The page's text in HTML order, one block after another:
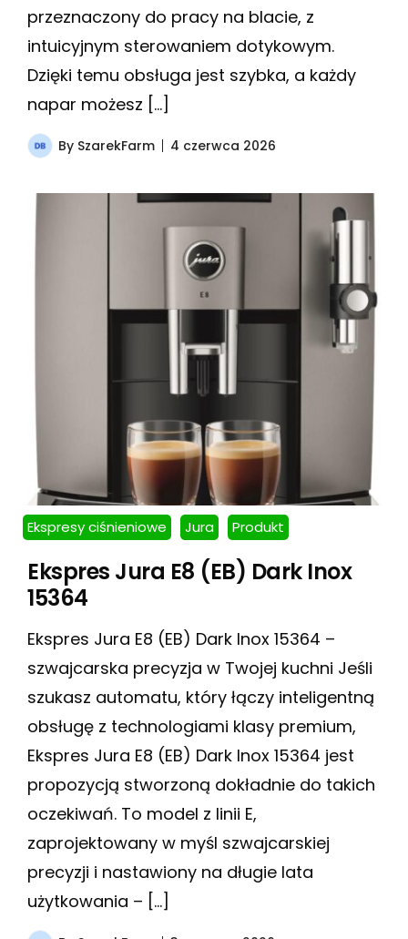
przeznaczony do pracy na blacie, z
intuicyjnym sterowaniem dotykowym.
Dzięki temu obsługa jest szybka, a każdy
napar możesz […]
By SzarekFarm 4 czerwca 2026
Ekspresy ciśnieniowe Jura Produkt
Ekspres Jura E8 (EB) Dark Inox
15364
Ekspres Jura E8 (EB) Dark Inox 15364 –
szwajcarska precyzja w Twojej kuchni Jeśli
szukasz automatu, który łączy inteligentną
obsługę z technologiami klasy premium,
Ekspres Jura E8 (EB) Dark Inox 15364 jest
propozycją stworzoną dokładnie do takich
oczekiwań. To model z linii E,
zaprojektowany w myśl szwajcarskiej
precyzji i nastawiony na długie lata
użytkowania – […]